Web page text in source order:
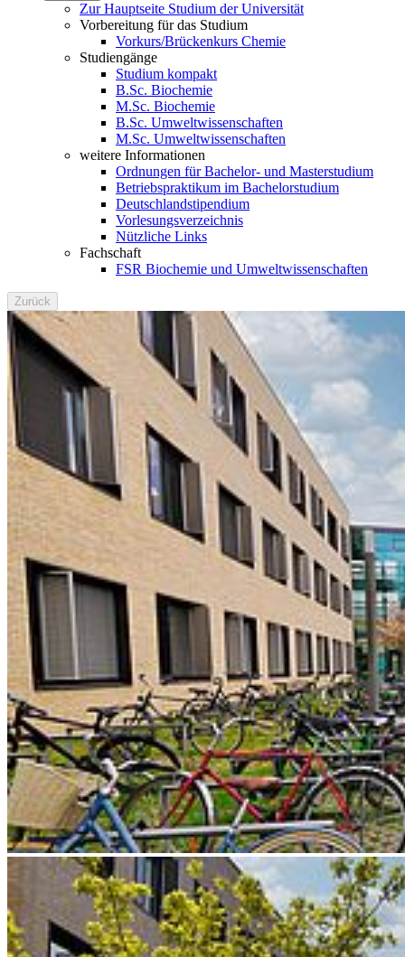
Zur Hauptseite Studium der Universität
Vorbereitung für das Studium
Vorkurs/Brückenkurs Chemie
Studiengänge
Studium kompakt
B.Sc. Biochemie
M.Sc. Biochemie
B.Sc. Umweltwissenschaften
M.Sc. Umweltwissenschaften
weitere Informationen
Ordnungen für Bachelor- und Masterstudium
Betriebspraktikum im Bachelorstudium
Deutschlandstipendium
Vorlesungsverzeichnis
Nützliche Links
Fachschaft
FSR Biochemie und Umweltwissenschaften
Zurück
Go to slide 1
Go to slide 2
Zurück